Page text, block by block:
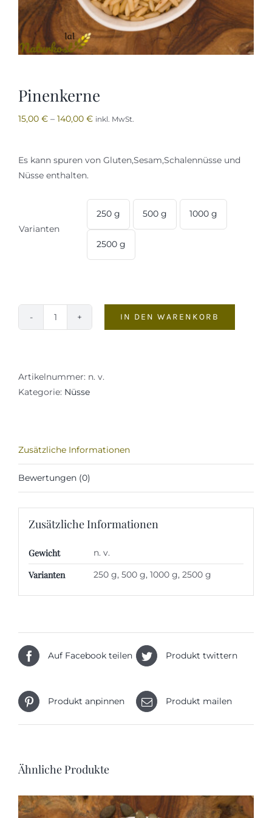
Öl
Pinenkerne
15,00 € – 140,00 € inkl. MwSt.
Es kann spuren von Gluten,Sesam,Schalennüsse und
Nüsse enthalten.
Varianten
250 g 500 g 1000 g
2500 g
Pinenkerne
IN DEN WARENKORB
Artikelnummer: n. v.
Kategorie: Nüsse
Zusätzliche Informationen
Bewertungen (0)
Zusätzliche Informationen
Gewicht n. v.
Varianten 250 g, 500 g, 1000 g, 2500 g
Auf Facebook teilen Produkt twittern
Produkt anpinnen Produkt mailen
Ähnliche Produkte